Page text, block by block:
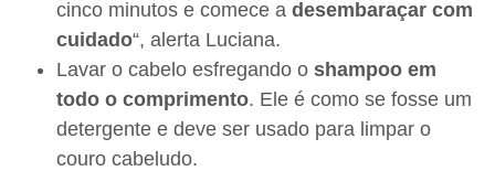
cinco minutos e comece adesembaraçar com
cuidado“, alerta Luciana.
Lavar o cabelo esfregando o shampoo em
todo o comprimento. Ele é como se fosse um
detergente e deve ser usado para limpar o
couro cabeludo.